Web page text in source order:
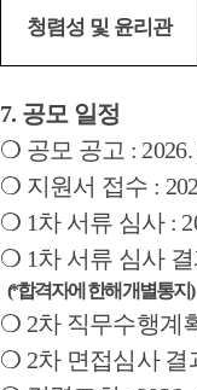
청렴성 및 윤리관
7. 공모 일정
❍ 공모 공고 :
❍ 지원서 접수 :
❍ 1차 서류 심사 :
❍ 1차 서류 심사
(*합격자에 한해 개별통지)
❍ 2차 직무수행계
❍ 2차 면접심사 결